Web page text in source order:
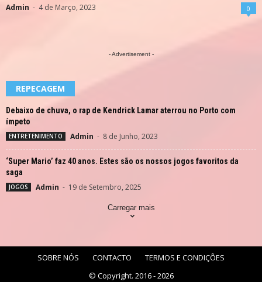
Admin - 4 de Março, 2023 0
- Advertisement -
REPECAGEM
Debaixo de chuva, o rap de Kendrick Lamar aterrou no Porto com
ímpeto
ENTRETENIMENTO Admin - 8 de Junho, 2023
‘Super Mario’ faz 40 anos. Estes são os nossos jogos favoritos da
saga
JOGOS Admin - 19 de Setembro, 2025
Carregar mais
SOBRE NÓS CONTACTO
TERMOS E CONDIÇÕES
© Copyright. 2016 - 2026